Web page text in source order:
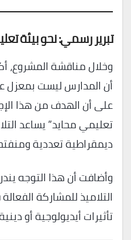
تبرير رسمي: نحو بيئة
وخلال مناقشة المشروع،
أن المدارس ليست
على أن الهدف من هذا
تعليمي محايد” يساعد
ديمقراطية تعددية
وأضافت أن هذا التوجه
التلاميذ للمشاركة
تأثيرات أيديولوجية أو